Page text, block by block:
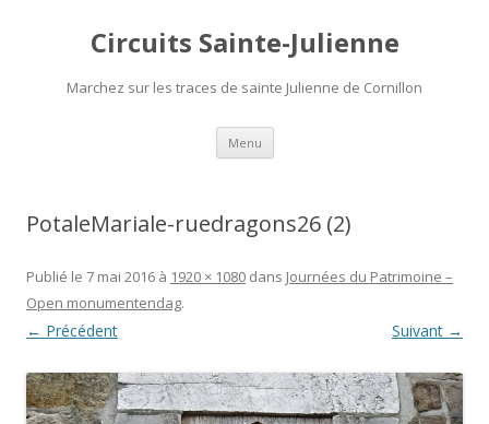
Circuits Sainte-Julienne
Marchez sur les traces de sainte Julienne de Cornillon
Menu Aller
contenu
PotaleMariale-ruedragons26 (2)
Publié le 7 mai 2016 à 1920 × 1080 dans Journées du Patrimoine –
Open monumentendag.
← Précédent Suivant →